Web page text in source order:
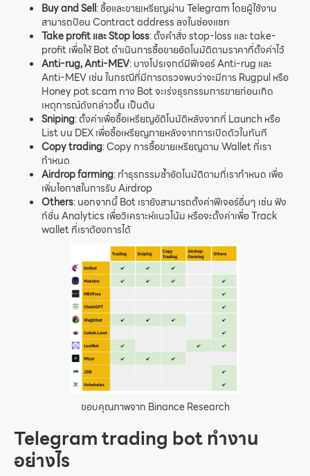
Buy and Sell: ซื้อและขายเหรียญผ่าน Telegram โดยผู้ใช้งาน
สามารถป้อน Contract address ลงในช่องแชท
Take profit และ Stop loss: ตั้งคำสั่ง stop-loss และ take-
profit เพื่อให้ Bot ดำเนินการซื้อขายอัตโนมัติตามราคาที่ตั้งค่าไว้
Anti-rug, Anti-MEV: บางโปรเจกต์มีฟีเจอร์ Anti-rug และ
Anti-MEV เช่น ในกรณีที่มีการตรวจพบว่าจะมีการ Rugpul หรือ
Honey pot scam ทาง Bot จะเร่งธุรกรรมการขายก่อนเกิด
เหตุการณ์ดังกล่าวขึ้น เป็นต้น
Sniping: ตั้งค่าเพื่อซื้อเหรียญอัติโนมัติหลังจากที่ Launch หรือ
List บน DEX เพื่อซื้อเหรียญภายหลังจากการเปิดตัวในทันที
Copy trading: Copy การซื้อขายเหรียญตาม Wallet ที่เรา
กำหนด
Airdrop farming: ทำธุรกรรมซ้ำอัตโนมัติตามที่เรากำหนด เพื่อ
เพิ่มโอกาสในการรับ Airdrop
Others: นอกจากนี้ Bot เรายังสามารถตั้งค่าฟีเจอร์อื่นๆ เช่น ฟัง
ก์ชั่น Analytics เพื่อวิเคราะห์แนวโน้ม หรือจะตั้งค่าเพื่อ Track
wallet ที่เราต้องการได้
ขอบคุณภาพจาก Binance Research
Telegram trading bot ทำงาน
อย่างไร